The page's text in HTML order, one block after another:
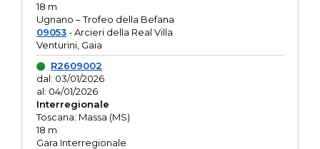
18 m
Ugnano – Trofeo della Befana
09053- Arcieri della Real Villa
Venturini, Gaia
R2609002
dal: 03/01/2026
al: 04/01/2026
Interregionale
Toscana: Massa (MS)
18 m
Gara Interregionale